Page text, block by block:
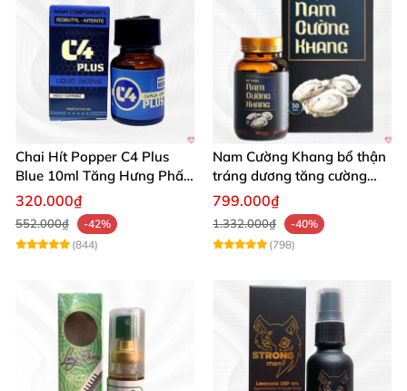
Chai Hít Popper C4 Plus
Blue 10ml Tăng Hưng Phấn
Mạnh Mẽ
320.000₫
552.000₫
-42%
(844)
Nam Cường Khang bổ thận
tráng dương tăng cường
sinh lực bền lâu
799.000₫
1.332.000₫
-40%
(798)